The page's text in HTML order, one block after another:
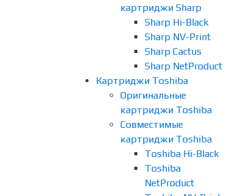
картриджи Sharp
Sharp Hi-Black
Sharp NV-Print
Sharp Cactus
Sharp NetProduct
Картриджи Toshiba
Оригинальные
картриджи Toshiba
Совместимые
картриджи Toshiba
Toshiba Hi-Black
Toshiba
NetProduct